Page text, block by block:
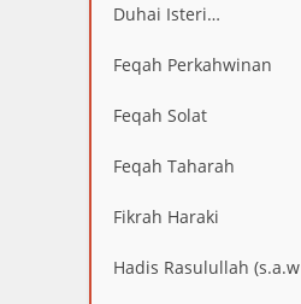
Duhai Isteri…
Feqah Perkahwinan
Feqah Solat
Feqah Taharah
Fikrah Haraki
Hadis Rasulullah (s.a.w